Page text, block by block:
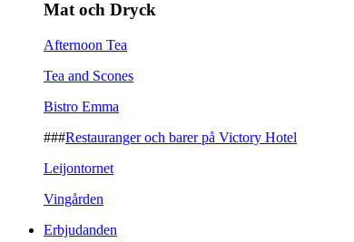
Mat och Dryck
Afternoon Tea
Tea and Scones
Bistro Emma
###Restauranger och barer på Victory Hotel
Leijontornet
Vingården
Erbjudanden